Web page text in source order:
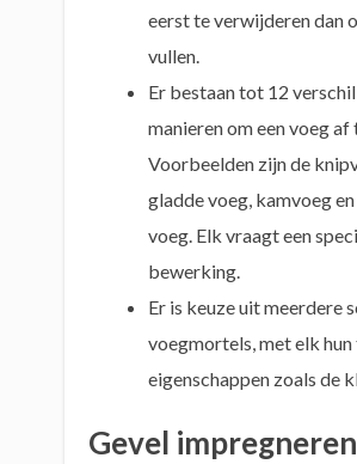
eerst te verwijderen dan
vullen.
Er bestaan tot 12
manieren om een voeg af
Voorbeelden zijn de
gladde voeg, kamvoeg
voeg. Elk vraagt een
bewerking.
Er is keuze uit meerdere
voegmortels, met elk
eigenschappen zoals de
Gevel impregneren